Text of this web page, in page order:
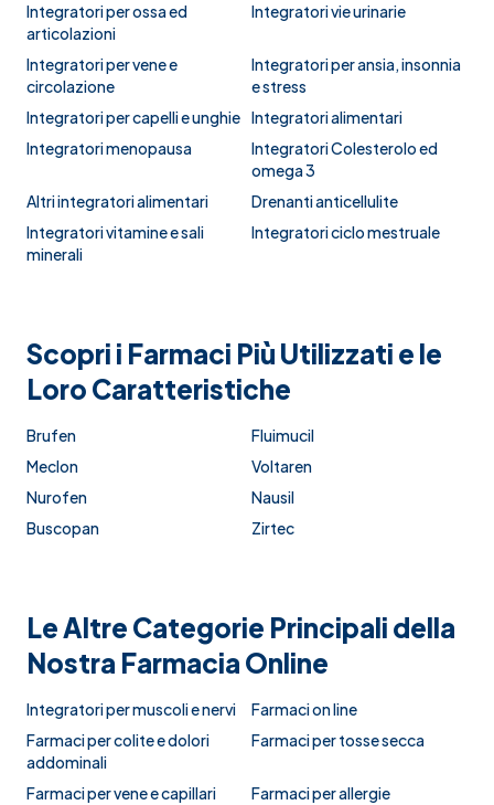
Integratori per ossa ed
articolazioni
Integratori vie urinarie
Integratori per vene e
circolazione
Integratori per ansia, insonnia
e stress
Integratori per capelli e unghie Integratori alimentari
Integratori menopausa
Integratori Colesterolo ed
omega 3
Altri integratori alimentari
Drenanti anticellulite
Integratori vitamine e sali
minerali
Integratori ciclo mestruale
Scopri i Farmaci Più Utilizzati e le
Loro Caratteristiche
Brufen
Fluimucil
Meclon
Voltaren
Nurofen
Nausil
Buscopan
Zirtec
Le Altre Categorie Principali della
Nostra Farmacia Online
Integratori per muscoli e nervi
Farmaci on line
Farmaci per colite e dolori
addominali
Farmaci per tosse secca
Farmaci per vene e capillari
Farmaci per allergie